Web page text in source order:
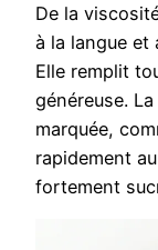
De la
à la langue et
Elle remplit
généreuse.
marquée,
rapidement
fortement